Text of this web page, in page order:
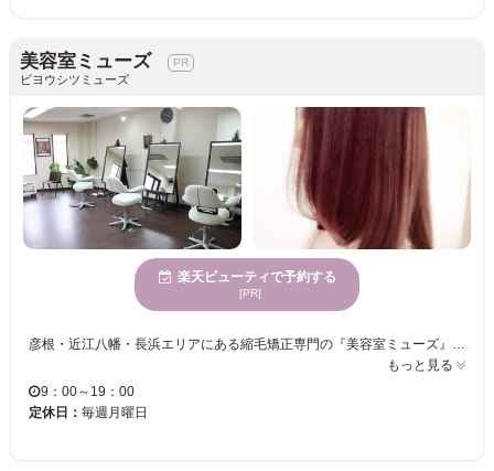
美容室ミューズ
ビヨウシツミューズ
楽天ビューティで予約する
[PR]
彦根・近江八幡・長浜エリアにある縮毛矯正専門の『美容室ミューズ』では、実用新案取得の独自技術でとことんダメージレスにこだわった縮毛矯正がオススメ♪ 遠方からも多数来店☆徹底的にこだわった施術・安心の薬剤にてお客様の髪質や悩みに答え、 一人一人丁寧に施術いたします。 希望を汲み取りしっかりとその人にあったカウンセリングも人気の秘訣。 カウンセリングを受けながらスタイリストの気さくな人柄には思わず 今まで言えなかった髪の悩みも素直に話せて、話をしているうちに温かみのある対応に心癒されます。 中でもスペシャルメニューの『museのやわらかい縮毛矯正は人気です！』 サラサラ、艶も抜群、手触りもするっと極上に仕上げます。 くせ毛や広がりにお悩みの方はぜひ一度『美容室ミューズ』の縮毛矯正を体験してみてはいかが
もっと見る
9：00～19：00
定休日： 毎週月曜日